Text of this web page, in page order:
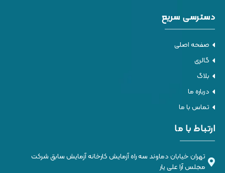
دسترسی سریع
صفحه اصلی
گالری
بلاگ
درباره ما
تماس با ما
ارتباط با ما
تهران خیابان دماوند سه راه آزمایش کارخانه آزمایش سابق شرکت
مجلس آرا علی یار